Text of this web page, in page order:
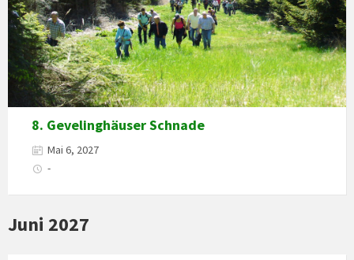
8. Gevelinghäuser Schnade
Mai 6, 2027
-
Juni 2027